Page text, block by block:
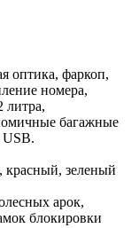
оптика, фаркоп,
номера,
литра,
багажные
USB.
зеленый
арок,
блокировки